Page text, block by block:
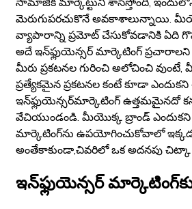
మెరుగుపరచుకొనే అవకాశాలున్నాయి.
వ్యాపారాన్ని ప్రమోట్ చేసుకోవడానికి ఏది
అదే ఇన్‌ఫ్లుయెన్సర్‌ మార్కెటింగ్
మీరు ప్రకటనల గురించి అలోచించి వుంటే,
ప్రత్యేకమైన ప్రకటనల కంటే కూడా
ఇన్‌ఫ్లుయెన్సర్‌మార్కెటింగ్ ఉత్తమమైనదో
వేచియుండండి. మీయొక్క బ్రాండ్ ఎందుకని
మార్కెటింగ్‌ను ఉపయోగించుకోవాలో
అంతేకాకుండా,చివరిలో ఒక అదనపు
ఇన్‌ఫ్లుయెన్సర్‌